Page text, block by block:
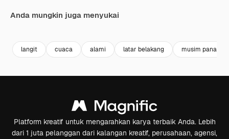
Anda mungkin juga menyukai
langit cuaca alami latar belakang musim panas
Platform kreatif untuk mengarahkan karya terbaik Anda. Lebih
dari 1 juta pelanggan dari kalangan kreatif, perusahaan, agensi,